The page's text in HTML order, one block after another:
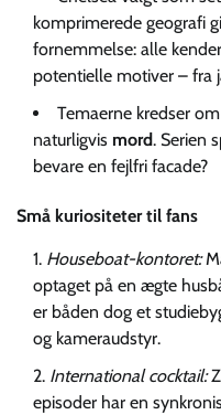
komprimerede geografi
fornemmelse: alle
potentielle motiver – fra
Temaerne kredser om
naturligvis mord. Serien
bevare en fejlfri facade?
Små kuriositeter til fans
Houseboat-kontoret:
optaget på en ægte
er båden dog et
og kameraudstyr.
International cocktail:
episoder har en